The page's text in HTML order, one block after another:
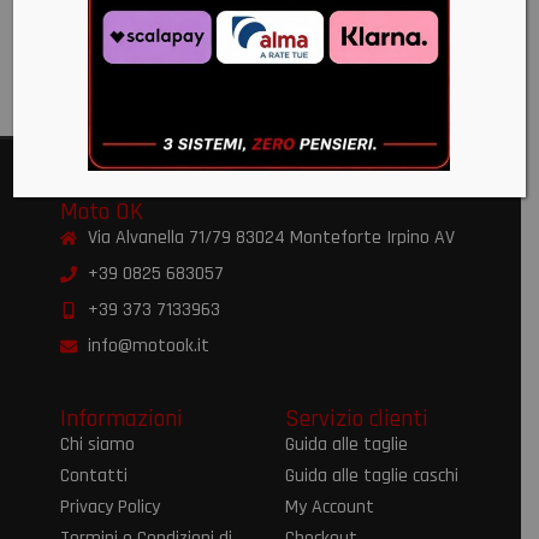
E2206
€223,00
Moto OK
Via Alvanella 71/79 83024 Monteforte Irpino AV
+39 0825 683057
+39 373 7133963
info@motook.it
Informazioni
Chi siamo
Contatti
Privacy Policy
Servizio clienti
Guida alle taglie
Guida alle taglie caschi
My Account